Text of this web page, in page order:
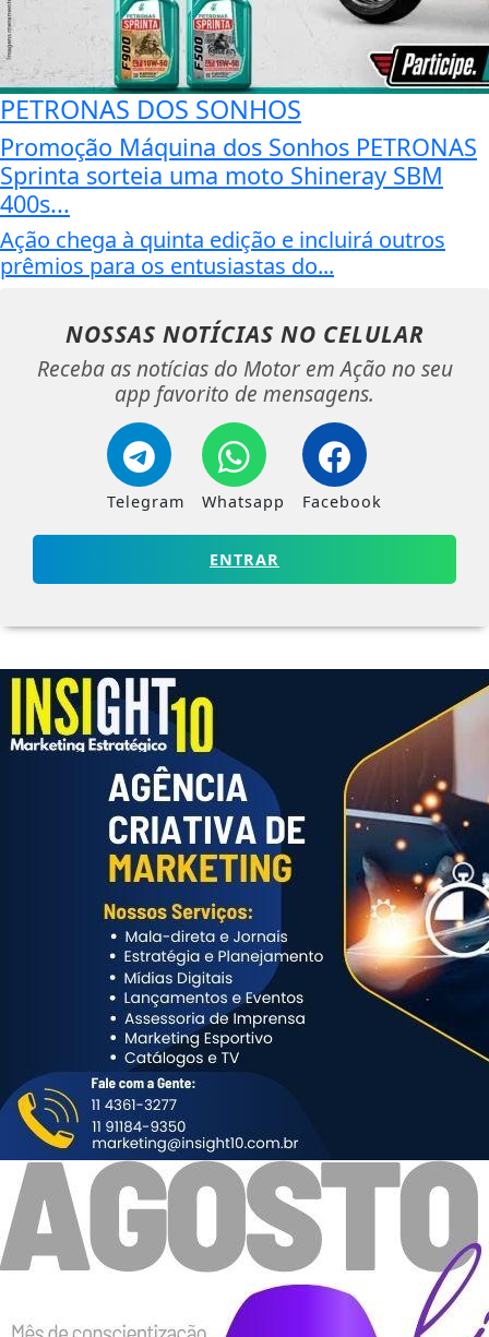
PETRONAS DOS SONHOS
Promoção Máquina dos Sonhos PETRONAS
Sprinta sorteia uma moto Shineray SBM
400s...
Ação chega à quinta edição e incluirá outros
prêmios para os entusiastas do...
NOSSAS NOTÍCIAS NO CELULAR
Receba as notícias do Motor em Ação no seu
app favorito de mensagens.
Telegram Whatsapp Facebook
ENTRAR